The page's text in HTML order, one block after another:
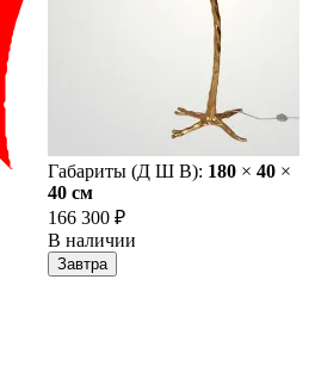
Габариты (Д Ш В): 180 × 40 ×
40 cм
166 300 ₽
В наличии
Завтра